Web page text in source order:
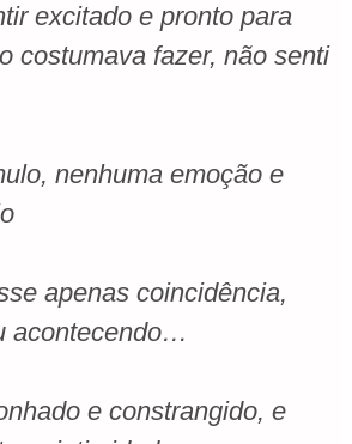
excitado e pronto para
costumava fazer, não senti
nenhuma emoção e
apenas coincidência,
acontecendo…
e constrangido, e